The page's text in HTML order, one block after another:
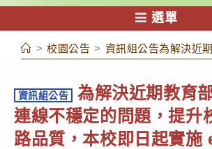
容
選單
> 校園公告 > 資訊組公告為解決近
資訊組公告
為解決近期教育
連線不穩定的問題，提升
路品質，本校即日起實施